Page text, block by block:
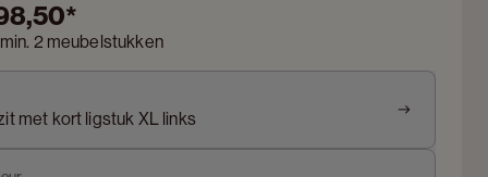
*
2 meubelstukken
met kort ligstuk XL links